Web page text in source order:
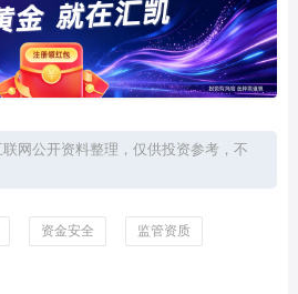
网公开资料整理，仅供投资参考，不
资金安全 监管资质